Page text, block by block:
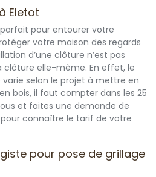
Eletot
pour entourer votre
votre maison des regards
d’une clôture n’est pas
clôture elle-même. En effet, le
selon le projet à mettre en
bois, il faut compter dans les 25
et faites une demande de
connaître le tarif de votre
pour pose de grillage